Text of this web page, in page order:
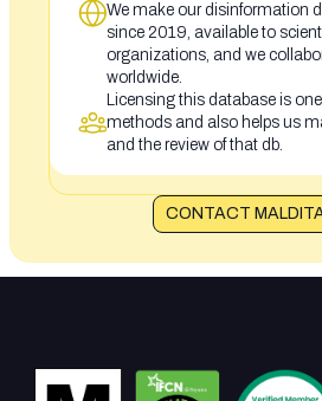
We make our disinformation
since 2019, available to
organizations, and we
worldwide.
Licensing this database is
methods and also helps us
and the review of that db.
CONTACT